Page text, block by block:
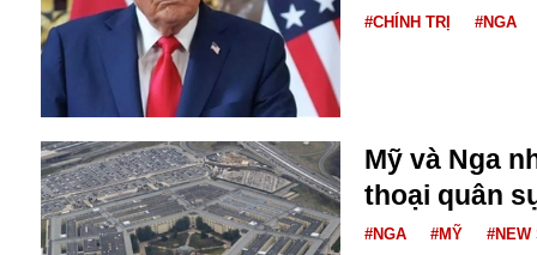
#CHÍNH TRỊ #NGA
Mỹ và Nga
thoại quân
#NGA #MỸ #NEW